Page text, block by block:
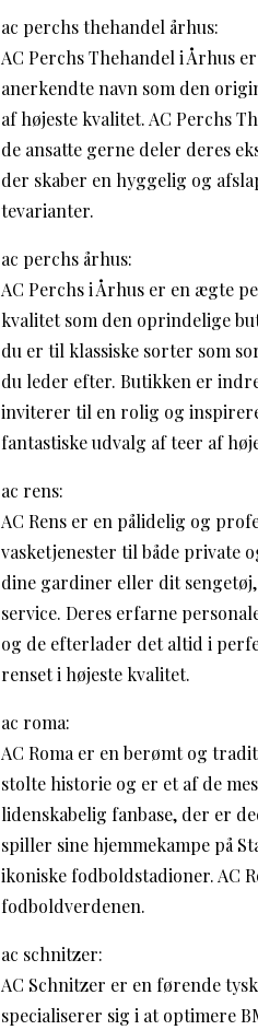
ac perchs thehandel århus:
AC Perchs Thehandel i Århus
anerkendte navn som den
af højeste kvalitet. AC Perchs
de ansatte gerne deler deres
der skaber en hyggelig og
tevarianter.
ac perchs århus:
AC Perchs i Århus er en ægte
kvalitet som den oprindelige
du er til klassiske sorter som
du leder efter. Butikken er
inviterer til en rolig og
fantastiske udvalg af teer af
ac rens:
AC Rens er en pålidelig og
vasketjenester til både private
dine gardiner eller dit
service. Deres erfarne
og de efterlader det altid i
renset i højeste kvalitet.
ac roma:
AC Roma er en berømt og
stolte historie og er et af de
lidenskabelig fanbase, der er
spiller sine hjemmekampe på
ikoniske fodboldstadioner. AC
fodboldverdenen.
ac schnitzer:
AC Schnitzer er en førende
specialiserer sig i at optimere